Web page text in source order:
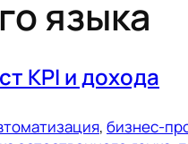
языка
KPI и дохода
, бизнес-